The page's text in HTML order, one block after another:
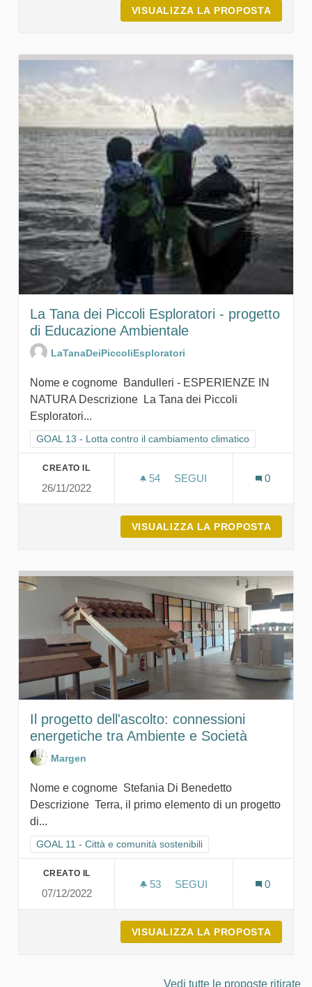
VISUALIZZA LA PROPOSTA
La Tana dei Piccoli Esploratori - progetto
di Educazione Ambientale
LaTanaDeiPiccoliEsploratori
Nome e cognome Bandulleri - ESPERIENZE IN
NATURA Descrizione La Tana dei Piccoli
Esploratori...
Filtra i risultati per categoria: GOAL 13 - Lotta contro il
GOAL 13 - Lotta contro il cambiamento climatico
CREATO IL
26/11/2022
54 54 SOSTENITORI
SEGUI
0
VISUALIZZA LA PROPOSTA
Il progetto dell'ascolto: connessioni
energetiche tra Ambiente e Società
Margen
Nome e cognome Stefania Di Benedetto
Descrizione Terra, il primo elemento di un progetto
di...
Filtra i risultati per categoria: GOAL 11 - Città e comunità
GOAL 11 - Città e comunità sostenibili
CREATO IL
07/12/2022
53 53 SOSTENITORI
SEGUI
0
VISUALIZZA LA PROPOSTA
Vedi tutte le proposte ritirate